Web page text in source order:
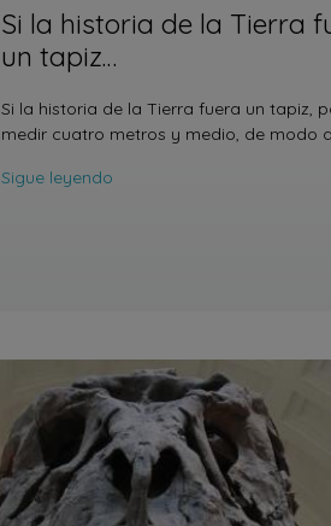
Si la historia de la Tierra
un tapiz…
Si la historia de la Tierra fuera un tapiz,
medir cuatro metros y medio, de modo
Sigue leyendo